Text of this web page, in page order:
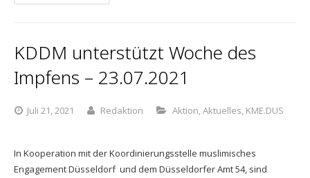
KDDM unterstützt Woche des
Impfens – 23.07.2021
Juli 21, 2021 Redaktion Aktion,Aktuelles, KME.DUS
In Kooperation mit der Koordinierungsstelle muslimisches
Engagement Düsseldorf und dem Düsseldorfer Amt 54, sind